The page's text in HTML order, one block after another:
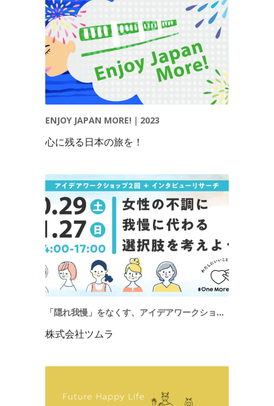
ENJOY JAPAN MORE!｜2023
心に残る日本の旅を！
「隠れ我慢」をなくす、アイデアワークショップ｜2022
株式会社ツムラ